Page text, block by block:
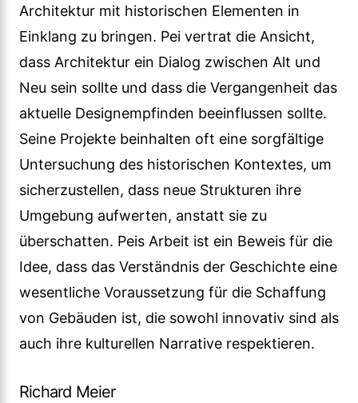
Architektur mit historischen Elementen in
Einklang zu bringen. Pei vertrat die Ansicht,
dass Architektur ein Dialog zwischen Alt und
Neu sein sollte und dass die Vergangenheit das
aktuelle Designempfinden beeinflussen sollte.
Seine Projekte beinhalten oft eine sorgfältige
Untersuchung des historischen Kontextes, um
sicherzustellen, dass neue Strukturen ihre
Umgebung aufwerten, anstatt sie zu
überschatten. Peis Arbeit ist ein Beweis für die
Idee, dass das Verständnis der Geschichte eine
wesentliche Voraussetzung für die Schaffung
von Gebäuden ist, die sowohl innovativ sind als
auch ihre kulturellen Narrative respektieren.
Richard Meier